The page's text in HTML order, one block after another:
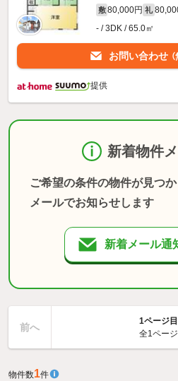
敷 80,000円 礼
- / 3DK / 65.0㎡
お問い合わせ
提供
新着物件
ご希望の条件の物件が見つか
メールでお知らせします
新着メール通
前へ
1ページ目
全1ページ
物件数1件